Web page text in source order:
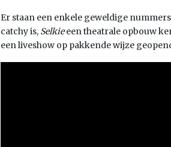
Er staan een enkele geweldige
catchy is, Selkieeen theatrale opbouw
een liveshow op pakkende wijze